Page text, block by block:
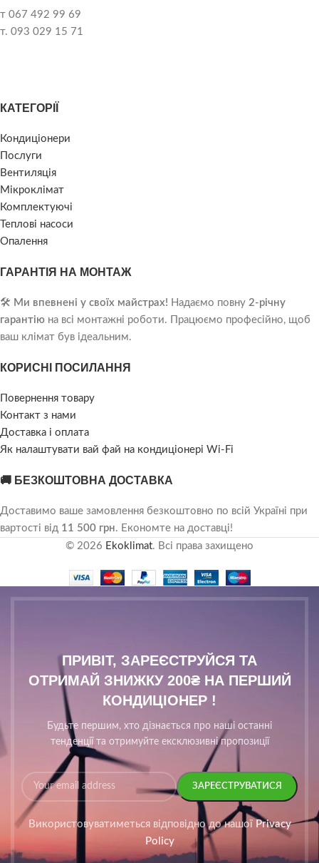
т 067 492 99 69
т. 093 029 15 71
КАТЕГОРІЇ
Кондиціонери
Послуги
Вентиляція
Мікроклімат
Комплектуючі
Теплові насоси
Опалення
ГАРАНТІЯ НА МОНТАЖ
🛠️ Ми впевнені у своїх майстрах! Надаємо повну 2-річну
гарантію на всі монтажні роботи. Працюємо професійно, щоб
ваш клімат був ідеальним.
КОРИСНІ ПОСИЛАННЯ
Повернення товару
Контакт з нами
Доставка і оплата
Як налаштувати вай фай на кондиціонері Wi-Fi
🚚 БЕЗКОШТОВНА ДОСТАВКА
Доставимо ваше замовлення безкоштовно по всій Україні при
вартості від 11 500 грн. Економте на доставці!
© 2026 Ekoklimat. Всі права захищено
ПРИВІТ, ЗАРЕЄСТРУЙСЯ ТА
ОТРИМАЙ ЗНИЖКУ 200₴ НА ПЕРШИЙ
КОНДИЦІОНЕР !
Будьте першим, хто дізнається про наші останні
тенденції та отримуйте ексклюзивні пропозиції
Використовуватиметься відповідно до нашої Privacy
Policy